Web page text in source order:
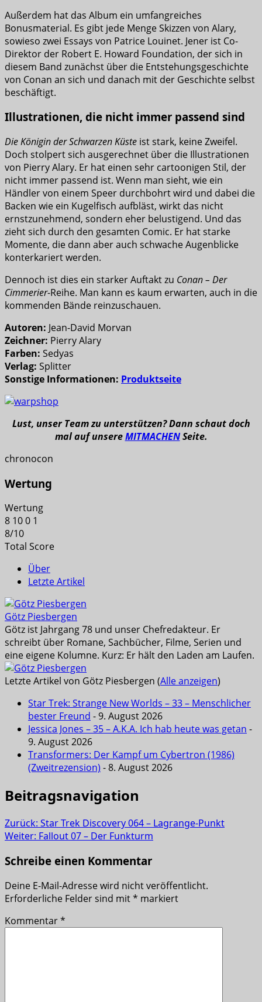
Außerdem hat das Album ein umfangreiches
Bonusmaterial. Es gibt jede Menge Skizzen von Alary,
sowieso zwei Essays von Patrice Louinet. Jener ist Co-
Direktor der Robert E. Howard Foundation, der sich in
diesem Band zunächst über die Entstehungsgeschichte
von Conan an sich und danach mit der Geschichte selbst
beschäftigt.
Illustrationen, die nicht immer passend sind
Die Königin der Schwarzen Küste ist stark, keine Zweifel.
Doch stolpert sich ausgerechnet über die Illustrationen
von Pierry Alary. Er hat einen sehr cartoonigen Stil, der
nicht immer passend ist. Wenn man sieht, wie ein
Händler von einem Speer durchbohrt wird und dabei die
Backen wie ein Kugelfisch aufbläst, wirkt das nicht
ernstzunehmend, sondern eher belustigend. Und das
zieht sich durch den gesamten Comic. Er hat starke
Momente, die dann aber auch schwache Augenblicke
konterkariert werden.
Dennoch ist dies ein starker Auftakt zu Conan – Der
Cimmerier-Reihe. Man kann es kaum erwarten, auch in die
kommenden Bände reinzuschauen.
Autoren: Jean-David Morvan
Zeichner: Pierry Alary
Farben: Sedyas
Verlag: Splitter
Sonstige Informationen: Produktseite
Lust, unser Team zu unterstützen? Dann schaut doch
mal auf unsereMITMACHENSeite.
chronocon
Wertung
Wertung
8 100 1
8/10
Total Score
Über
Letzte Artikel
Götz Piesbergen
Götz ist Jahrgang 78 und unser Chefredakteur. Er
schreibt über Romane, Sachbücher, Filme, Serien und
eine eigene Kolumne. Kurz: Er hält den Laden am Laufen.
Letzte Artikel von Götz Piesbergen (Alle anzeigen)
Star Trek: Strange New Worlds – 33 – Menschlicher
bester Freund - 9. August 2026
Jessica Jones – 35 – A.K.A. Ich hab heute was getan -
9. August 2026
Transformers: Der Kampf um Cybertron (1986)
(Zweitrezension) - 8. August 2026
Beitragsnavigation
Zurück: Star Trek Discovery 064 – Lagrange-Punkt
Weiter: Fallout 07 – Der Funkturm
Schreibe einen Kommentar
Deine E-Mail-Adresse wird nicht veröffentlicht.
Erforderliche Felder sind mit* markiert
Kommentar*